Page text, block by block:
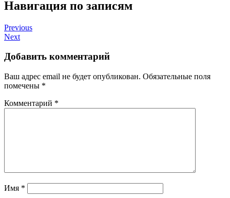
Навигация по записям
Previous
Next
Добавить комментарий
Ваш адрес email не будет опубликован. Обязательные поля
помечены *
Комментарий *
Имя *